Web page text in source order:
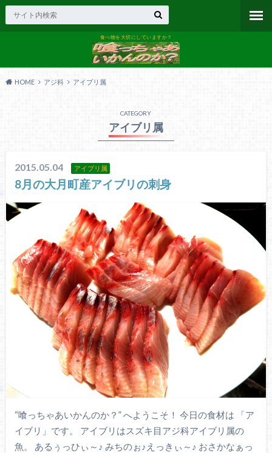
食べ物を大切にしていますか？
HOME アジ科 アイブリ属
CATEGORY
アイブリ属
2015.05.04 アイブリ属
8月の大月町産アイブリの刺身
“喰っちゃあいかんのか？” へようこそ！ 今日の食材は 「ア
イブリ」です。 アイブリはスズキ目アジ科アイブリ属の
魚。 あるぅっひぃ～♪ みちのぉ♪えっきぃ～♪ おさかなぁっ